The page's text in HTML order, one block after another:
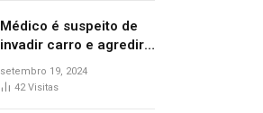
Médico é suspeito de
invadir carro e agredir
delegado aposentado
durante confusão no
setembro 19, 2024
42Visitas